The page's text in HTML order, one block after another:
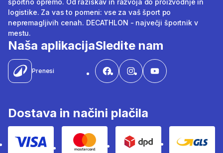
športno opremo. Od raziskav in razvoja do proizvodnje in
logistike. Za vas to pomeni: vse za vaš šport po
nepremagljivih cenah. DECATHLON - največji športnik v
mestu.
Naša aplikacija
Prenesi
Sledite nam
Dostava in načini plačila
Visa Mastercard Dpd Gls